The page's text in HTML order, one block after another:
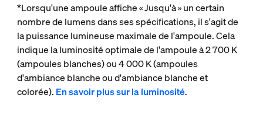
*Lorsqu'une ampoule affiche « Jusqu'à » un certain
nombre de lumens dans ses spécifications, il s'agit de
la puissance lumineuse maximale de l'ampoule. Cela
indique la luminosité optimale de l'ampoule à 2 700 K
(ampoules blanches) ou 4 000 K (ampoules
d'ambiance blanche ou d'ambiance blanche et
colorée). En savoir plus sur la luminosité.